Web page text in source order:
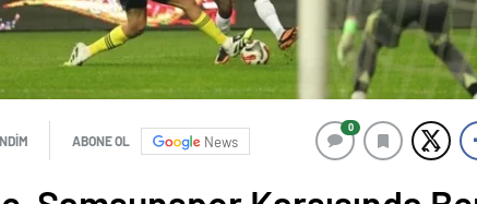
ABONE OL News
0